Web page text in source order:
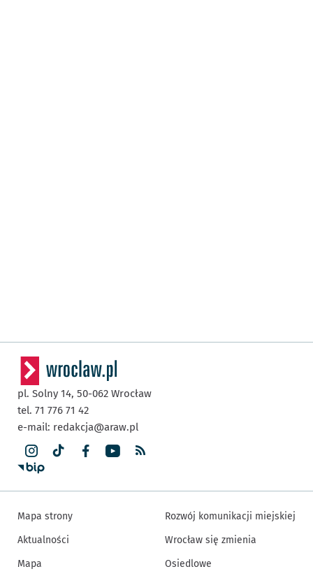
pl. Solny 14, 50-062 Wrocław
tel. 71 776 71 42
e-mail: redakcja@araw.pl
Mapa strony
Aktualności
Mapa
Rozwój komunikacji miejskiej
Wrocław się zmienia
Osiedlowe